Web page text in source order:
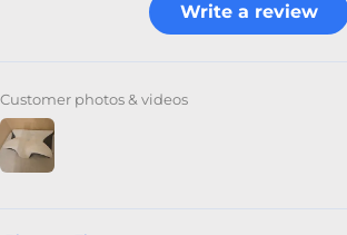
Write a review
Customer photos & videos